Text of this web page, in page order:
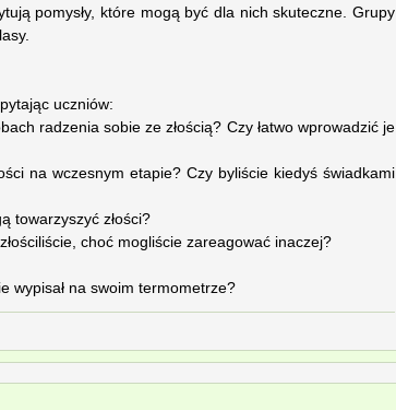
pomysły, które mogą być dla nich skuteczne. Grupy
uczniów:
radzenia sobie ze złością? Czy łatwo wprowadzić je
na wczesnym etapie? Czy byliście kiedyś świadkami
towarzyszyć złości?
choć mogliście zareagować inaczej?
wypisał na swoim termometrze?